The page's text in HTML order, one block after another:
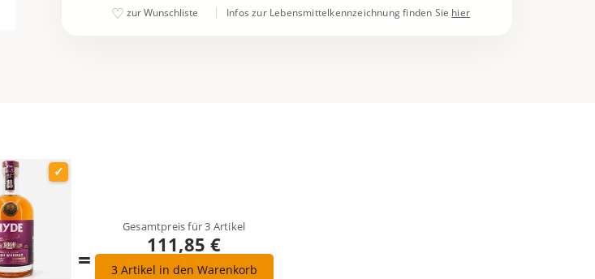
zur Wunschliste Infos zur Lebensmittelkennzeichnung finden Sie hier
=
Gesamtpreis für3 Artikel
111,85 €
3Artikel in den Warenkorb